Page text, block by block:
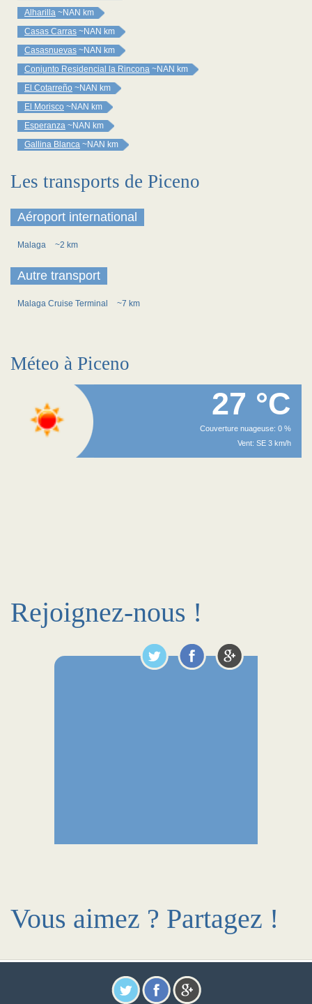
Alharilla ~NAN km
Casas Carras ~NAN km
Casasnuevas ~NAN km
Conjunto Residencial la Rincona ~NAN km
El Cotarreño ~NAN km
El Morisco ~NAN km
Esperanza ~NAN km
Gallina Blanca ~NAN km
Les transports de Piceno
Aéroport international
Malaga ~2 km
Autre transport
Malaga Cruise Terminal ~7 km
Méteo à Piceno
27 °C
Couverture nuageuse: 0 %
Vent: SE 3 km/h
Rejoignez-nous !
Vous aimez ? Partagez !